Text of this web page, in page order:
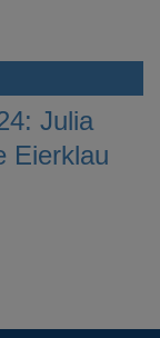
Julia
Eierklau